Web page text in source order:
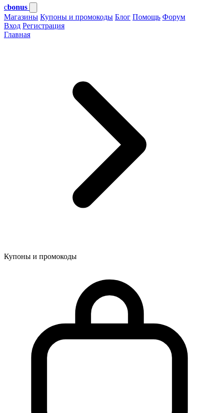
cbonus
Магазины Купоны и промокоды Блог Помощь Форум
Вход Регистрация
Главная
Купоны и промокоды